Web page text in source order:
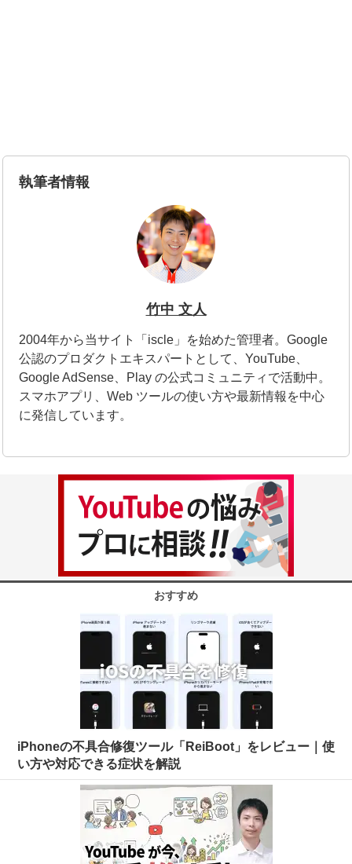
執筆者情報
竹中 文人
2004年から当サイト「iscle」を始めた管理者。Google
公認のプロダクトエキスパートとして、YouTube、
Google AdSense、Play の公式コミュニティで活動中。
スマホアプリ、Web ツールの使い方や最新情報を中心
に発信しています。
おすすめ
iPhoneの不具合修復ツール「ReiBoot」をレビュー｜使
い方や対応できる症状を解説